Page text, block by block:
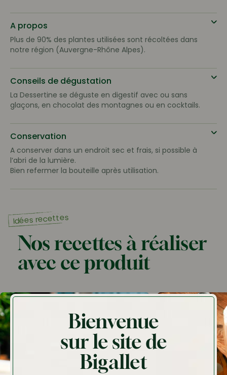
Bienvenue
sur le site de
Bigallet
A propos
Plus de 90% des plantes utilisées sont récoltées dans
notre région (Auvergne-Rhône Alpes).
Conseils de dégustation
La Dessertine se déguste en digestif avec ou sans
glaçons, en chocolat des montagnes ou en cocktails.
Conservation
A conserver dans un endroit sec et frais, si possible à
l’abri de la lumière.
Bien refermer la bouteille après utilisation.
Idées recettes
Nos recettes à réaliser
avec ce produit